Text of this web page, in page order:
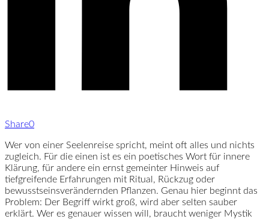
Share0
Wer von einer Seelenreise spricht, meint oft alles und nichts
zugleich. Für die einen ist es ein poetisches Wort für innere
Klärung, für andere ein ernst gemeinter Hinweis auf
tiefgreifende Erfahrungen mit Ritual, Rückzug oder
bewusstseinsverändernden Pflanzen. Genau hier beginnt das
Problem: Der Begriff wirkt groß, wird aber selten sauber
erklärt. Wer es genauer wissen will, braucht weniger Mystik